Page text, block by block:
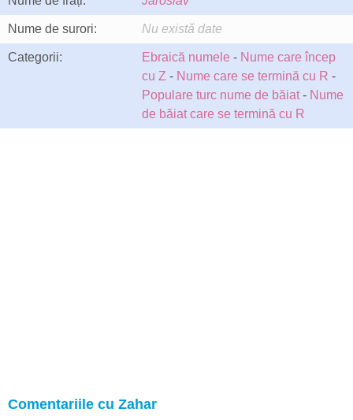
Nume de surori: Nu există date
Categorii: Ebraică numele - Nume care încep
cu Z - Nume care se termină cu R -
Populare turc nume de băiat- Nume
de băiat care se termină cu R
Comentariile cu Zahar